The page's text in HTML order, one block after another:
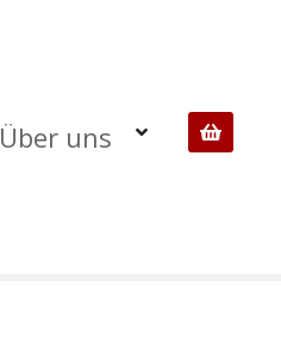
Über uns